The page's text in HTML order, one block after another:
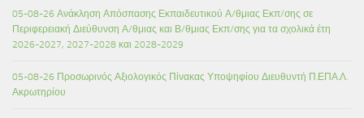
05-08-26 Ανάκληση Απόσπασης Εκπαιδευτικού Α/θμιας Εκπ/σης σε
Περιφερειακή Διεύθυνση Α/θμιας και Β/θμιας Εκπ/σης για τα σχολικά έτη
2026-2027, 2027-2028 και 2028-2029
05-08-26 Προσωρινός Αξιολογικός Πίνακας Υποψηφίου Διευθυντή Π.ΕΠΑ.Λ.
Ακρωτηρίου